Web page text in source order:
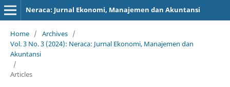
Neraca: Jurnal Ekonomi, Manajemen dan Akuntansi
Home / Archives /
Vol. 3 No. 3 (2024): Neraca: Jurnal Ekonomi, Manajemen dan
Akuntansi
/
Articles